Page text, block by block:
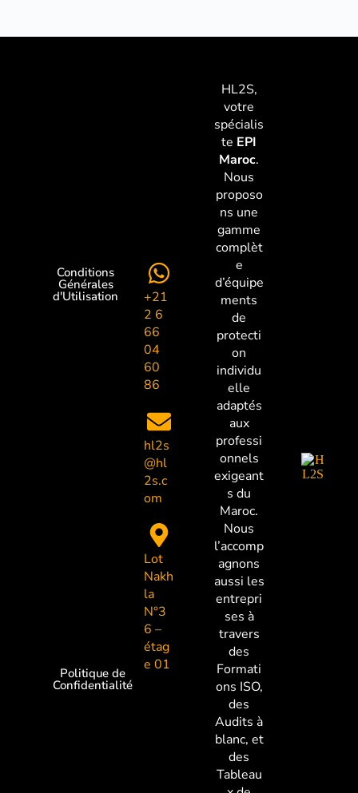
HL2S,
votre
spécialis
te EPI
Maroc.
Nous
proposo
ns une
gamme
complèt
e
d’équipe
ments
de
protecti
on
individu
elle
adaptés
aux
professi
onnels
exigeant
s du
Maroc.
Nous
l’accomp
agnons
aussi les
entrepri
ses à
travers
des
Formati
ons ISO,
des
Audits à
blanc, et
des
Tableau
+21
2 6
66
04
60
86
hl2s
@hl
2s.c
om
Lot
Nakh
la
N°3
6 –
étag
e 01
Conditions
Générales
d'Utilisation
Politique de
Confidentialité